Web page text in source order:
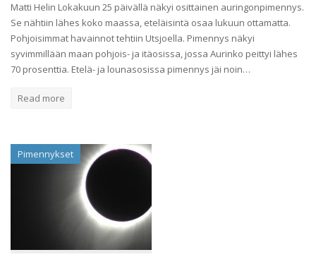
Matti Helin Lokakuun 25 päivällä näkyi osittainen auringonpimennys.
Se nähtiin lähes koko maassa, eteläisintä osaa lukuun ottamatta.
Pohjoisimmat havainnot tehtiin Utsjoella. Pimennys näkyi
syvimmillään maan pohjois- ja itäosissa, jossa Aurinko peittyi lähes
70 prosenttia. Etelä- ja lounasosissa pimennys jäi noin…
Read more
Pimennykset